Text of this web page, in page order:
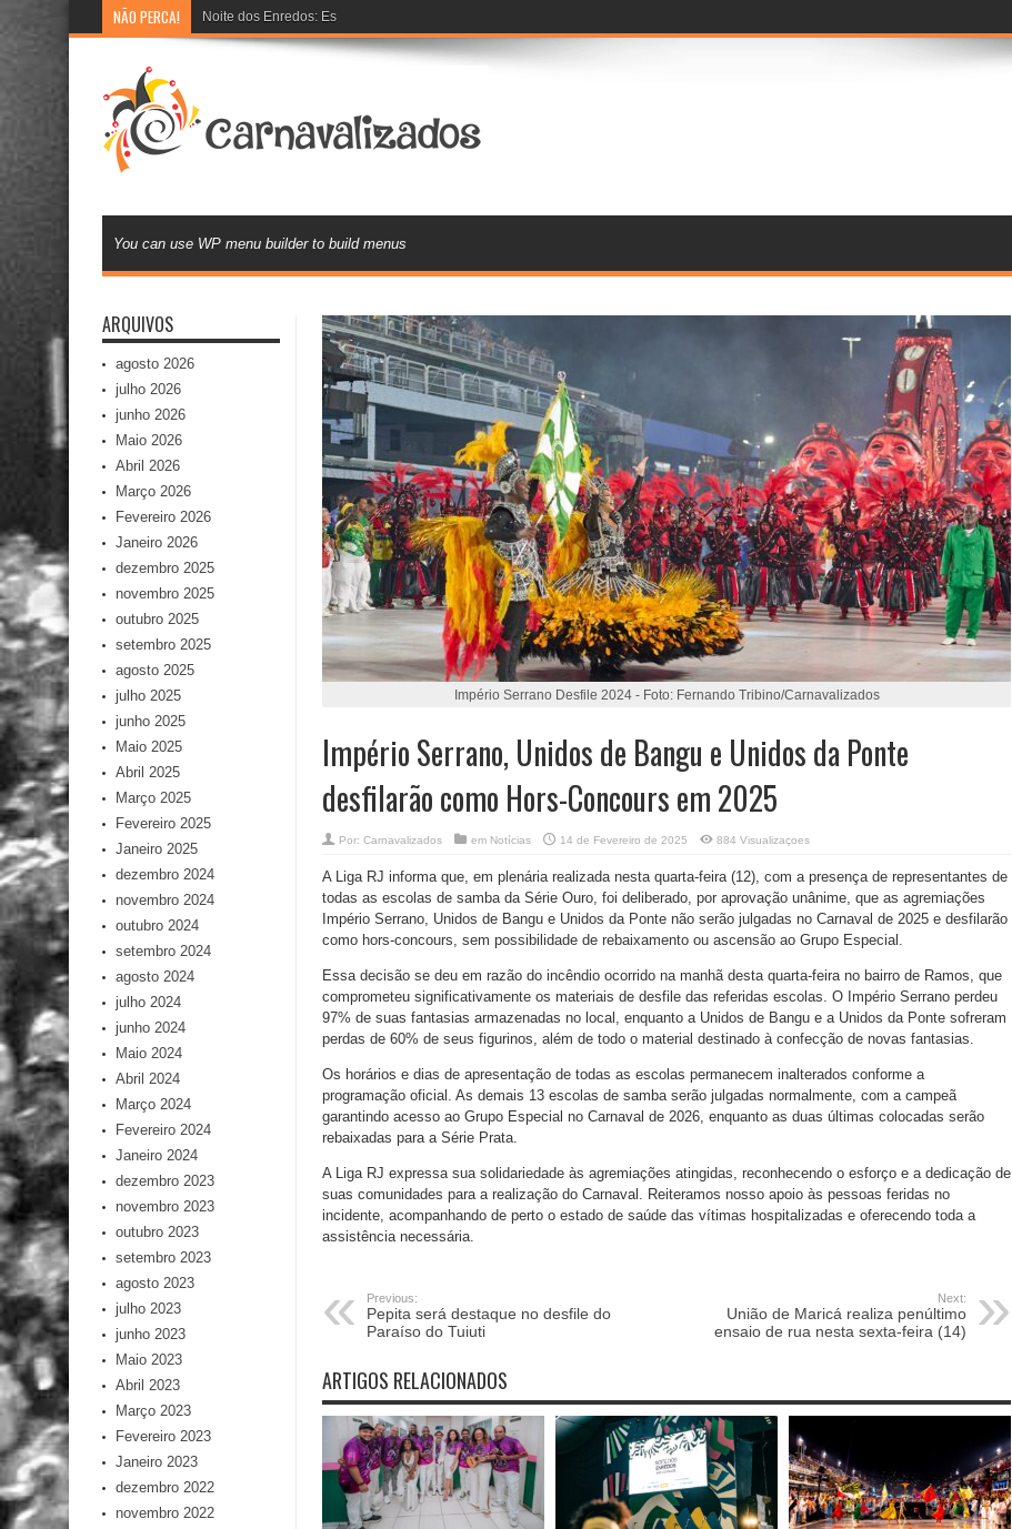
NÃO PERCA! Noite dos Enredos: Escolas de samba preparam prévia imersiva
You can use WP menu builder to build menus
Império Serrano Desfile 2024 - Foto: Fernando Tribino/Carnavalizados
Império Serrano, Unidos de Bangu e Unidos da Ponte
desfilarão como Hors-Concours em 2025
Por: Carnavalizados em Notícias 14 de Fevereiro de 2025 884 Visualizaçoes
A Liga RJ informa que, em plenária realizada nesta quarta-feira (12), com a presença de representantes de
todas as escolas de samba da Série Ouro, foi deliberado, por aprovação unânime, que as agremiações
Império Serrano, Unidos de Bangu e Unidos da Ponte não serão julgadas no Carnaval de 2025 e desfilarão
como hors-concours, sem possibilidade de rebaixamento ou ascensão ao Grupo Especial.
Essa decisão se deu em razão do incêndio ocorrido na manhã desta quarta-feira no bairro de Ramos, que
comprometeu significativamente os materiais de desfile das referidas escolas. O Império Serrano perdeu
97% de suas fantasias armazenadas no local, enquanto a Unidos de Bangu e a Unidos da Ponte sofreram
perdas de 60% de seus figurinos, além de todo o material destinado à confecção de novas fantasias.
Os horários e dias de apresentação de todas as escolas permanecem inalterados conforme a
programação oficial. As demais 13 escolas de samba serão julgadas normalmente, com a campeã
garantindo acesso ao Grupo Especial no Carnaval de 2026, enquanto as duas últimas colocadas serão
rebaixadas para a Série Prata.
A Liga RJ expressa sua solidariedade às agremiações atingidas, reconhecendo o esforço e a dedicação de
suas comunidades para a realização do Carnaval. Reiteramos nosso apoio às pessoas feridas no
incidente, acompanhando de perto o estado de saúde das vítimas hospitalizadas e oferecendo toda a
assistência necessária.
Previous:
Pepita será destaque no desfile do
Paraíso do Tuiuti
Next:
União de Maricá realiza penúltimo
ensaio de rua nesta sexta-feira (14)
ARTIGOS RELACIONADOS
ARQUIVOS
agosto 2026
julho 2026
junho 2026
Maio 2026
Abril 2026
Março 2026
Fevereiro 2026
Janeiro 2026
dezembro 2025
novembro 2025
outubro 2025
setembro 2025
agosto 2025
julho 2025
junho 2025
Maio 2025
Abril 2025
Março 2025
Fevereiro 2025
Janeiro 2025
dezembro 2024
novembro 2024
outubro 2024
setembro 2024
agosto 2024
julho 2024
junho 2024
Maio 2024
Abril 2024
Março 2024
Fevereiro 2024
Janeiro 2024
dezembro 2023
novembro 2023
outubro 2023
setembro 2023
agosto 2023
julho 2023
junho 2023
Maio 2023
Abril 2023
Março 2023
Fevereiro 2023
Janeiro 2023
dezembro 2022
novembro 2022